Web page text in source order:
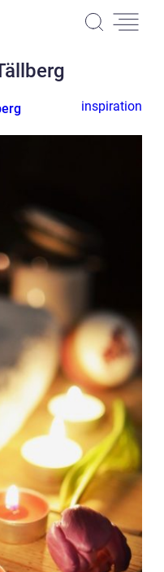
inspiration